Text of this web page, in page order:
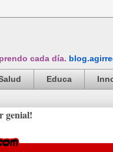
cada día.
Educa
genial!